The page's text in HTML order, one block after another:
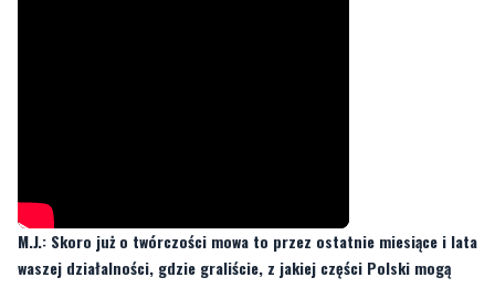
M.J.: Skoro już o twórczości mowa to przez ostatnie miesiące i lata
waszej działalności, gdzie graliście, z jakiej części Polski mogą